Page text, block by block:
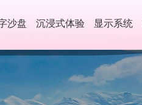
沙盘 沉浸式体验 显示系统